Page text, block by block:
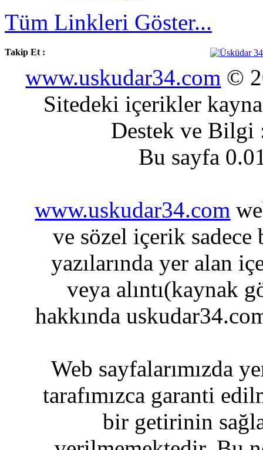
Tüm Linkleri Göster...
Takip Et :
www.uskudar34.com ©
Sitedeki içerikler
Destek ve
Bu sayfa
www.uskudar34.com
ve sözel içerik sadece
yazılarında yer alan
veya alıntı(kaynak
hakkında
Web sayfalarımızda
tarafımızca garanti
bir getirinin